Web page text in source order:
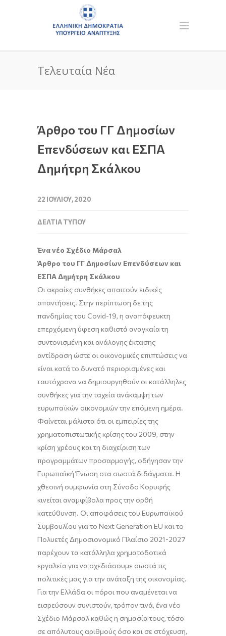
Τελευταία Νέα
Άρθρο του ΓΓ Δημοσίων
Επενδύσεων και ΕΣΠΑ
Δημήτρη Σκάλκου
22 ΙΟΥΛΊΟΥ, 2020
ΔΕΛΤΊΑ ΤΎΠΟΥ
Ένα νέο Σχέδιο Μάρσαλ
Άρθρο του ΓΓ Δημοσίων Επενδύσεων και
ΕΣΠΑ Δημήτρη Σκάλκου
Οι ακραίες συνθήκες απαιτούν ειδικές
απαντήσεις. Στην περίπτωση δε της
πανδημίας του Covid-19, η αναπόφευκτη
επερχόμενη ύφεση καθιστά αναγκαία τη
συντονισμένη και ανάλογης έκτασης
αντίδραση ώστε οι οικονομικές επιπτώσεις να
είναι κατά το δυνατό περιορισμένες και
ταυτόχρονα να δημιουργηθούν οι κατάλληλες
συνθήκες για την ταχεία ανάκαμψη των
ευρωπαϊκών οικονομιών την επόμενη ημέρα.
Φαίνεται μάλιστα ότι οι εμπειρίες της
χρηματοπιστωτικής κρίσης του 2009, στην
κρίση χρέους και τη διαχείριση των
προγραμμάτων προσαρμογής, οδήγησαν την
Ευρωπαϊκή Ένωση στα σωστά διδάγματα. Η
χθεσινή συμφωνία στη Σύνοδο Κορυφής
κινείται αναμφίβολα προς την ορθή
κατεύθυνση. Οι αποφάσεις του Ευρωπαϊκού
Συμβουλίου για το Next Generation EU και το
Πολυετές Δημοσιονομικό Πλαίσιο 2021-2027
παρέχουν τα κατάλληλα χρηματοδοτικά
εργαλεία για να σχεδιάσουμε σωστά τις
πολιτικές μας για την ανάταξη της οικονομίας.
Για την Ελλάδα οι πόροι που αναμένεται να
εισρεύσουν συνιστούν, τρόπον τινά, ένα νέο
Σχέδιο Μάρσαλ καθώς η σημασία τους, τόσο
σε απόλυτους αριθμούς όσο και σε στόχευση,